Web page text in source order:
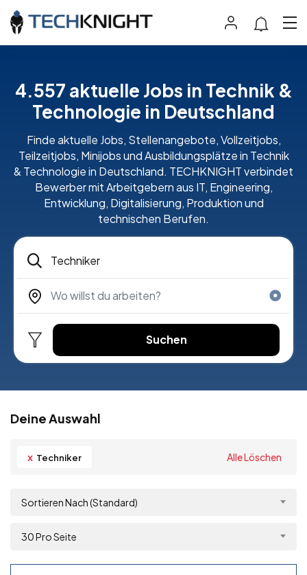
4.557 aktuelle Jobs in Technik &
Technologie in Deutschland
Finde aktuelle Jobs, Stellenangebote, Vollzeitjobs,
Teilzeitjobs, Minijobs und Ausbildungsplätze in Technik
& Technologie in Deutschland. TECHKNIGHT verbindet
Bewerber mit Arbeitgebern aus IT, Engineering,
Entwicklung, Digitalisierung, Produktion und
technischen Berufen.
Suchen
Deine Auswahl
x Techniker Alle Löschen
Sortieren Nach (Standard)
30 Pro Seite